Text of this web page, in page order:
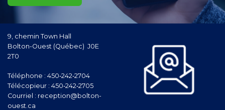
9, chemin Town Hall
Bolton-Ouest (Québec) J0E
2T0
Téléphone : 450‑242‑2704
Télécopieur : 450‑242‑2705
Courriel : reception@bolton-
ouest.ca